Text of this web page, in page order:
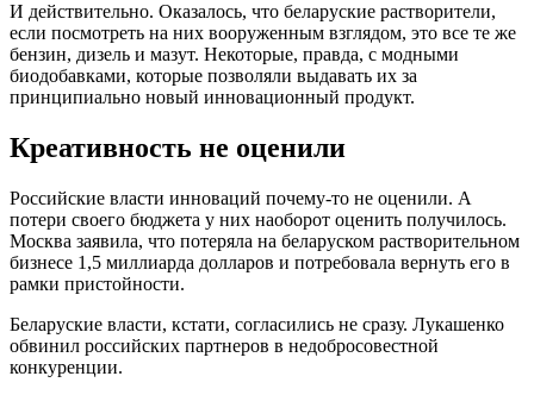
И действительно. Оказалось, что беларуские растворители,
если посмотреть на них вооруженным взглядом, это все те же
бензин, дизель и мазут. Некоторые, правда, с модными
биодобавками, которые позволяли выдавать их за
принципиально новый инновационный продукт.
Креативность не оценили
Российские власти инноваций почему-то не оценили. А
потери своего бюджета у них наоборот оценить получилось.
Москва заявила, что потеряла на беларуском растворительном
бизнесе 1,5 миллиарда долларов и потребовала вернуть его в
рамки пристойности.
Беларуские власти, кстати, согласились не сразу. Лукашенко
обвинил российских партнеров в недобросовестной
конкуренции.